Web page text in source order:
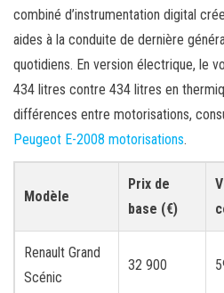
combiné d’instrumentation digital
aides à la conduite de dernière
quotidiens. En version électrique, le
434 litres contre 434 litres en
différences entre motorisations,
Peugeot E-2008 motorisations.
Modèle
Prix de
base (€)
Renault Grand
Scénic
32 900